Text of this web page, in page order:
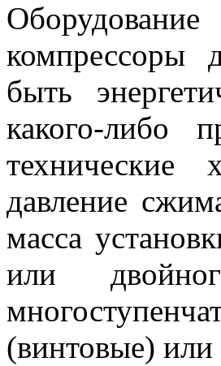
компрессоры
быть
какого-либо
технические
давление
масса
или
(винтовые)